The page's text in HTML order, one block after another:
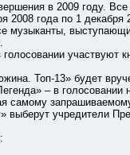
в 2009 году. Все
2008 года по 1 декабря
выступающие
участвуют
Топ-13» будет
– в голосовании
запрашиваемому
выберут учредители